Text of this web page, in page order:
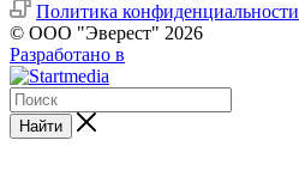
Политика конфиденциальности
© ООО "Эверест" 2026
Разработано в
Найти